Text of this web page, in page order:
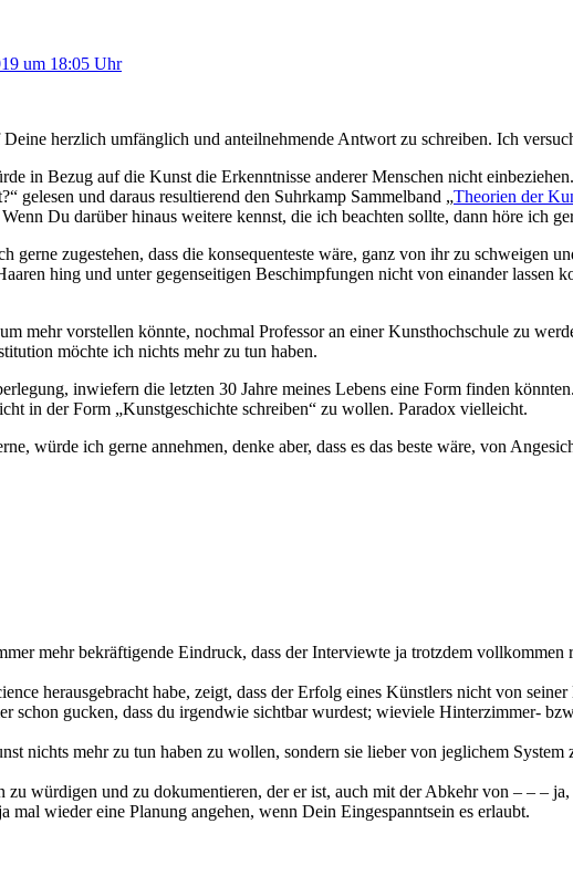
um 18:05 Uhr
herzlich umfänglich und anteilnehmende Antwort zu schreiben. Ich
in Bezug auf die Kunst die Erkenntnisse anderer Menschen nicht
gelesen und daraus resultierend den Suhrkamp Sammelband „Theorien der
Du darüber hinaus weitere kennst, die ich beachten sollte, dann höre ich
gerne zugestehen, dass die konsequenteste wäre, ganz von ihr zu schweigen
hing und unter gegenseitigen Beschimpfungen nicht von einander lassen
mehr vorstellen könnte, nochmal Professor an einer Kunsthochschule zu
möchte ich nichts mehr zu tun haben.
inwiefern die letzten 30 Jahre meines Lebens eine Form finden
in der Form „Kunstgeschichte schreiben“ zu wollen. Paradox vielleicht.
würde ich gerne annehmen, denke aber, dass es das beste wäre, von
mehr bekräftigende Eindruck, dass der Interviewte ja trotzdem vollkommen
herausgebracht habe, zeigt, dass der Erfolg eines Künstlers nicht von
schon gucken, dass du irgendwie sichtbar wurdest; wieviele Hinterzimmer-
nichts mehr zu tun haben zu wollen, sondern sie lieber von jeglichem
würdigen und zu dokumentieren, der er ist, auch mit der Abkehr von – – –
wieder eine Planung angehen, wenn Dein Eingespanntsein es erlaubt.